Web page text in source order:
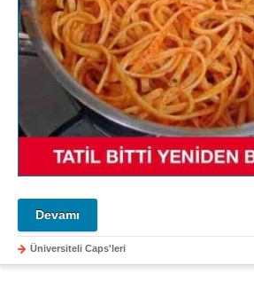
Devamı
Üniversiteli Caps'leri